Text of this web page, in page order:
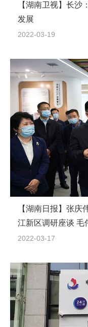
【湖南卫视】​长沙
发展
2022-03-19
【湖南日报】张庆
江新区调研座谈 毛
2022-03-17